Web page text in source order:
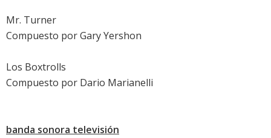
Mr. Turner
Compuesto por Gary Yershon
Los Boxtrolls
Compuesto por Dario Marianelli
banda sonora televisión